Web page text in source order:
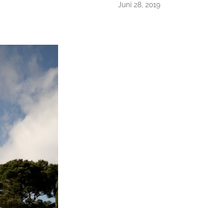
Juni 28, 2019